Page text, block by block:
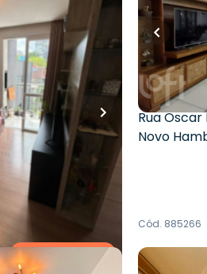
Loft Marketplace
banheiro•
vaga
- Novo
,Vila Nova,Novo
Whatsapp
153 m²•3
2 vagas
Oscar
Rua
Novo
Cód. 885266